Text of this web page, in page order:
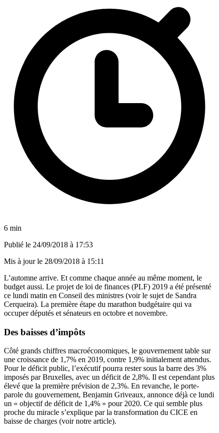
6 min
Publié le 24/09/2018 à 17:53
Mis à jour le 28/09/2018 à 15:11
L’automne arrive. Et comme chaque année au même moment, le
budget aussi. Le projet de loi de finances (PLF) 2019 a été présenté
ce lundi matin en Conseil des ministres (voir le sujet de Sandra
Cerqueira). La première étape du marathon budgétaire qui va
occuper députés et sénateurs en octobre et novembre.
Des baisses d’impôts
Côté grands chiffres macroéconomiques, le gouvernement table sur
une croissance de 1,7% en 2019, contre 1,9% initialement attendus.
Pour le déficit public, l’exécutif pourra rester sous la barre des 3%
imposés par Bruxelles, avec un déficit de 2,8%. Il est cependant plus
élevé que la première prévision de 2,3%. En revanche, le porte-
parole du gouvernement, Benjamin Griveaux, annonce déjà ce lundi
un « objectif de déficit de 1,4% » pour 2020. Ce qui semble plus
proche du miracle s’explique par la transformation du CICE en
baisse de charges (voir notre article).